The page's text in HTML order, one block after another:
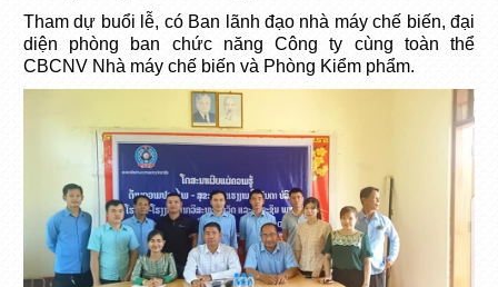
Tham dự buổi lễ, có Ban lãnh đạo nhà máy chế biến, đại
diện phòng ban chức năng Công ty cùng toàn thể
CBCNV Nhà máy chế biến và Phòng Kiểm phẩm.